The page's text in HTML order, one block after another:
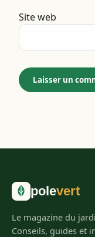
Site web
polevert
Le magazine du
Conseils, guides et